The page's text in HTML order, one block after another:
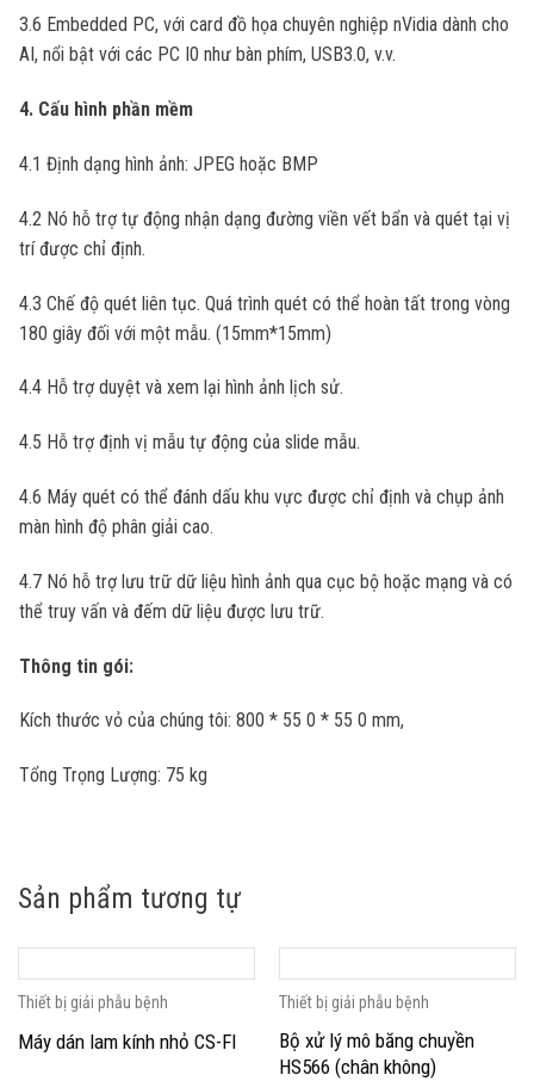
3.6 Embedded PC, với card đồ họa chuyên nghiệp nVidia dành cho
AI, nổi bật với các PC I0 như bàn phím, USB3.0, v.v.
4. Cấu hình phần mềm
4.1 Định dạng hình ảnh: JPEG hoặc BMP
4.2 Nó hỗ trợ tự động nhận dạng đường viền vết bẩn và quét tại vị
trí được chỉ định.
4.3 Chế độ quét liên tục. Quá trình quét có thể hoàn tất trong vòng
180 giây đối với một mẫu. (15mm*15mm)
4.4 Hỗ trợ duyệt và xem lại hình ảnh lịch sử.
4.5 Hỗ trợ định vị mẫu tự động của slide mẫu.
4.6 Máy quét có thể đánh dấu khu vực được chỉ định và chụp ảnh
màn hình độ phân giải cao.
4.7 Nó hỗ trợ lưu trữ dữ liệu hình ảnh qua cục bộ hoặc mạng và có
thể truy vấn và đếm dữ liệu được lưu trữ.
Thông tin gói:
Kích thước vỏ của chúng tôi: 800 * 55 0 * 55 0 mm,
Tổng Trọng Lượng: 75 kg
Sản phẩm tương tự
Thiết bị giải phẫu bệnh
Máy dán lam kính nhỏ CS-FI
Thiết bị giải phẫu bệnh
Bộ xử lý mô băng chuyền
HS566 (chân không)